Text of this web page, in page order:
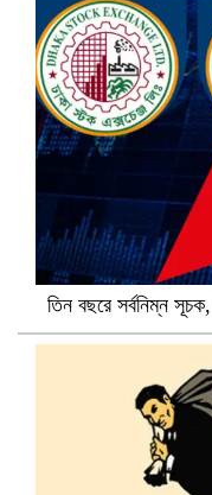
ভিউ বাড়াতে রাম দা
আ.লীগ ও জাপার ৯ নেতা
তিন বছরে সর্বনিম্ন